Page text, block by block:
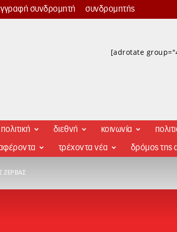
συνδρομητή συνδρομητής
[adrotate
πολιτική διεθνή κοινωνία
τρέχοντα νέα δρόμος της
ΖΈΡΒΑΣ